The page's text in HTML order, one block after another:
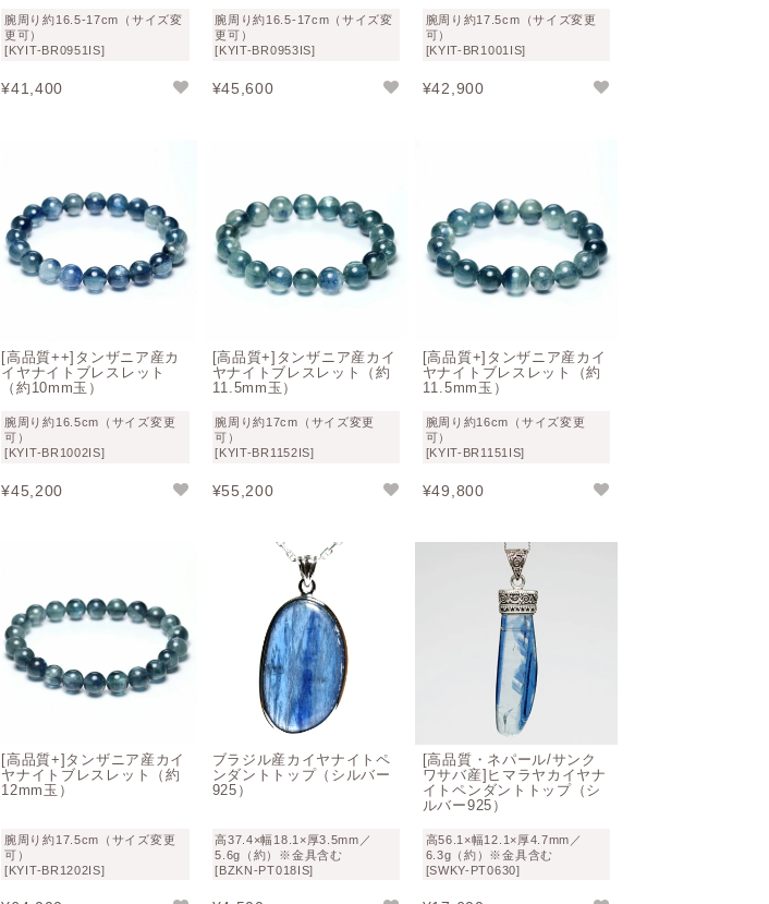
腕周り約16.5-17cm（サイズ変
更可）
[KYIT-BR0951IS]
¥41,400
腕周り約16.5-17cm（サイズ変
更可）
[KYIT-BR0953IS]
¥45,600
腕周り約17.5cm（サイズ変更
可）
[KYIT-BR1001IS]
¥42,900
[高品質++]タンザニア産カ
イヤナイトブレスレット
（約10mm玉）
腕周り約16.5cm（サイズ変更
可）
[KYIT-BR1002IS]
¥45,200
[高品質+]タンザニア産カイ
ヤナイトブレスレット（約
11.5mm玉）
腕周り約17cm（サイズ変更
可）
[KYIT-BR1152IS]
¥55,200
[高品質+]タンザニア産カイ
ヤナイトブレスレット（約
11.5mm玉）
腕周り約16cm（サイズ変更
可）
[KYIT-BR1151IS]
¥49,800
[高品質+]タンザニア産カイ
ヤナイトブレスレット（約
12mm玉）
腕周り約17.5cm（サイズ変更
可）
[KYIT-BR1202IS]
ブラジル産カイヤナイトペ
ンダントトップ（シルバー
925）
高37.4×幅18.1×厚3.5mm／
5.6g（約）※金具含む
[BZKN-PT018IS]
[高品質・ネパール/サンク
ワサバ産]ヒマラヤカイヤナ
イトペンダントトップ（シ
ルバー925）
高56.1×幅12.1×厚4.7mm／
6.3g（約）※金具含む
[SWKY-PT0630]